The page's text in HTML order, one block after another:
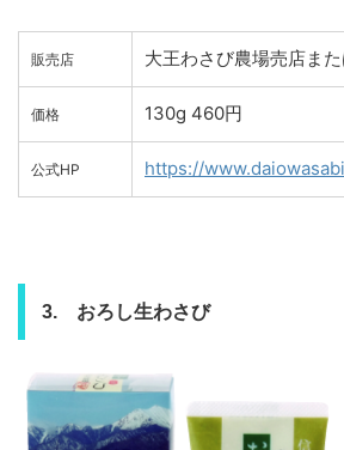
販売店 大王わさび農場売店ま
価格 130g 460円
公式HP https://
3. おろし生わさび